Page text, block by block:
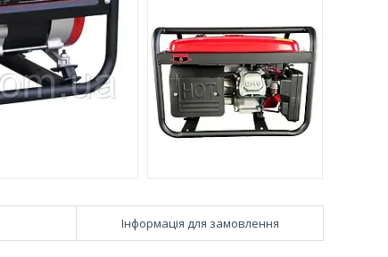
Інформація для замовлення